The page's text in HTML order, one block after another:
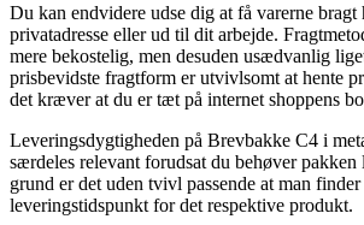
Du kan endvidere udse dig at få varerne
privatadresse eller ud til dit arbejde.
mere bekostelig, men desuden usædvanlig
prisbevidste fragtform er utvivlsomt at hente
det kræver at du er tæt på internet shoppens
Leveringsdygtigheden på Brevbakke C4 i
særdeles relevant forudsat du behøver
grund er det uden tvivl passende at man
leveringstidspunkt for det respektive produkt.